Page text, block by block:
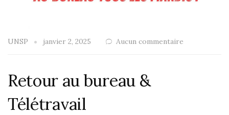
UNSP janvier 2, 2025 Aucun commentaire
Retour au bureau &
Télétravail